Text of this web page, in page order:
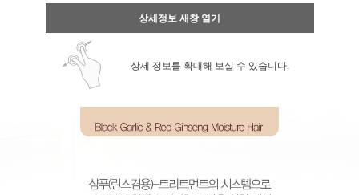
상세정보 새창 열기
상세 정보를 확대해 보실 수 있습니다.